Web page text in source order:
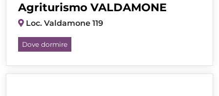
Agriturismo VALDAMONE
Loc. Valdamone 119
Dove dormire